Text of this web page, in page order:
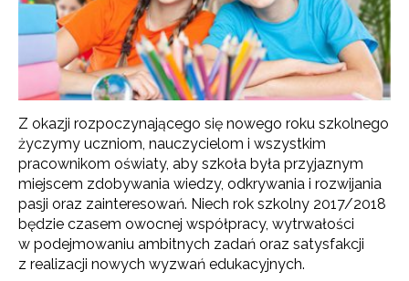
Z okazji rozpoczynającego się nowego roku szkolnego
życzymy uczniom, nauczycielom i wszystkim
pracownikom oświaty, aby szkoła była przyjaznym
miejscem zdobywania wiedzy, odkrywania i rozwijania
pasji oraz zainteresowań. Niech rok szkolny 2017/2018
będzie czasem owocnej współpracy, wytrwałości
w podejmowaniu ambitnych zadań oraz satysfakcji
z realizacji nowych wyzwań edukacyjnych.